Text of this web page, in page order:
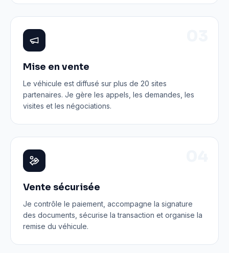
Mise en vente
Le véhicule est diffusé sur plus de 20 sites
partenaires. Je gère les appels, les demandes, les
visites et les négociations.
Vente sécurisée
Je contrôle le paiement, accompagne la signature
des documents, sécurise la transaction et organise la
remise du véhicule.